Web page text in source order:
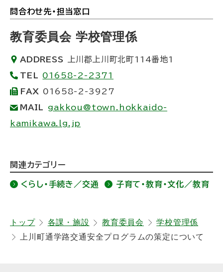
ト
ッ
プ
に
戻
る
問合わせ先・担当窓口
教育委員会 学校管理係
ADDRESS
上川郡上川町北町114番地1
TEL
01658-2-2371
FAX 01658-2-3927
MAIL
gakkou@town.hokkaido-
kamikawa.lg.jp
ッ
プ
戻
る
関連カテゴリー
くらし・手続き／交通 子育て・教育・文化／教育
トップ 各課・施設 教育委員会
学校管理係
上川町通学路交通安全プログラムの策定について